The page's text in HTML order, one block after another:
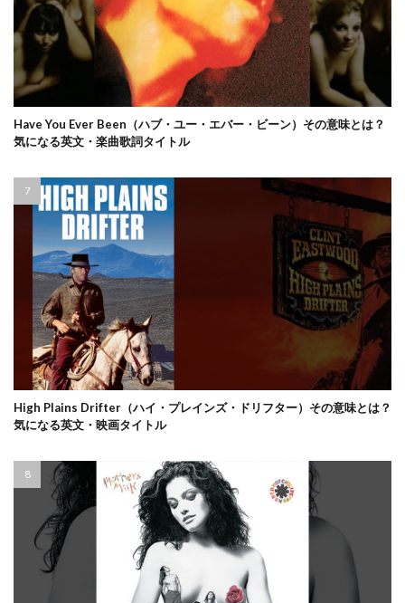
Have You Ever Been（ハブ・ユー・エバー・ビーン）その意味とは？
気になる英文・楽曲歌詞タイトル
High Plains Drifter（ハイ・プレインズ・ドリフター）その意味とは？
気になる英文・映画タイトル